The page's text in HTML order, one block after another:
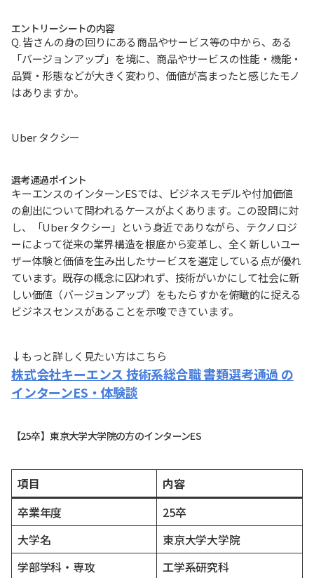
エントリーシートの内容
Q. 皆さんの身の回りにある商品やサービス等の中から、ある
「バージョンアップ」を境に、商品やサービスの性能・機能・
品質・形態などが大きく変わり、価値が高まったと感じたモノ
はありますか。
Uber タクシー
選考通過ポイント
キーエンスのインターンESでは、ビジネスモデルや付加価値
の創出について問われるケースがよくあります。この設問に対
し、「Uber タクシー」という身近でありながら、テクノロジ
ーによって従来の業界構造を根底から変革し、全く新しいユー
ザー体験と価値を生み出したサービスを選定している点が優れ
ています。既存の概念に囚われず、技術がいかにして社会に新
しい価値（バージョンアップ）をもたらすかを俯瞰的に捉える
ビジネスセンスがあることを示唆できています。
↓もっと詳しく見たい方はこちら
株式会社キーエンス 技術系総合職 書類選考通過 の
インターンES・体験談
【25卒】東京大学大学院の方のインターンES
項目
内容
卒業年度
25卒
大学名
東京大学大学院
学部学科・専攻
工学系研究科